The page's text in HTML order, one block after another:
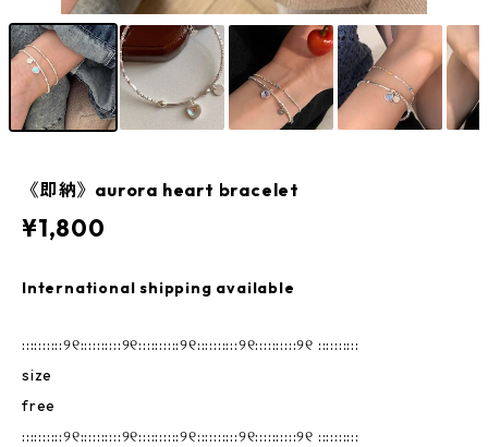
《即納》aurora heart bracelet
¥1,800
International shipping available
::::::::::୨୧::::::::::୨୧::::::::::୨୧::::::::::୨୧::::::::::୨୧ ::::::::::
size
free
::::::::::୨୧::::::::::୨୧::::::::::୨୧::::::::::୨୧::::::::::୨୧ ::::::::::